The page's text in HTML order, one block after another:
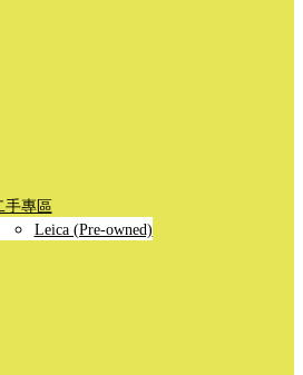
手專區
Leica (Pre-owned)